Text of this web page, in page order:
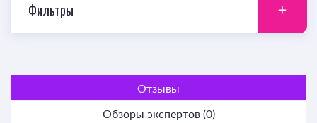
Фильтры
Отзывы
Обзоры экспертов (0)